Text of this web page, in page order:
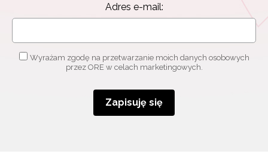
Adres e-mail:
Wyrażam zgodę na przetwarzanie moich danych osobowych
przez ORE w celach marketingowych.
Zapisuję się
osobowych przez ORE w celach marketingowych.
Zapisuję się